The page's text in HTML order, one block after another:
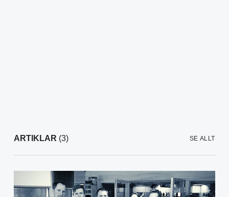
ARTIKLAR (3) SE ALLT